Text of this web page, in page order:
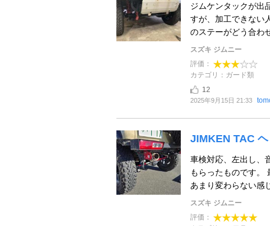
ジムケンタックが出
すが、加工できない
のステーがどう合わ
スズキ ジムニー
評価：
カテゴリ：ガード類
12
2025年9月15日 21:33
JIMKEN TAC
車検対応、左出し、
もらったものです。
あまり変わらない感
スズキ ジムニー
評価：